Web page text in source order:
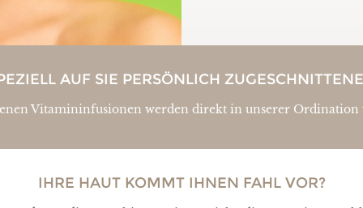
AUF SIE PERSÖNLICH
Vitamininfusionen werden direkt in unserer Ordination
IHRE HAUT KOMMT IHNEN FAHL VOR?